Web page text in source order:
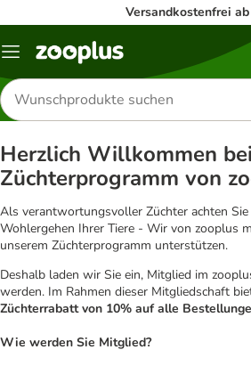
Versandkostenfrei
Menü
Produkte
suchen
Herzlich Willkommen
Züchterprogramm von
Als verantwortungsvoller Züchter achten
Wohlergehen Ihrer Tiere - Wir von zooplus
unserem Züchterprogramm unterstützen.
Deshalb laden wir Sie ein, Mitglied im
werden. Im Rahmen dieser Mitgliedschaft
Züchterrabatt von 10% auf alle
Wie werden Sie Mitglied?